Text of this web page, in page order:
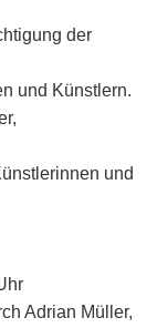
der
und Künstlern.
und
Adrian Müller,